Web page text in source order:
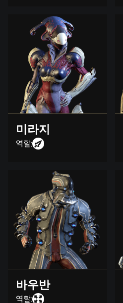
미라지
역할:
바우반
역할: